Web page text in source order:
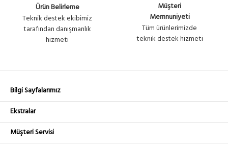
Ürün Belirleme
Teknik destek ekibimiz
tarafından danışmanlık
hizmeti
Müşteri
Memnuniyeti
Tüm ürünlerimizde
teknik destek hizmeti
Bilgi Sayfalarımız
Ekstralar
Müşteri Servisi